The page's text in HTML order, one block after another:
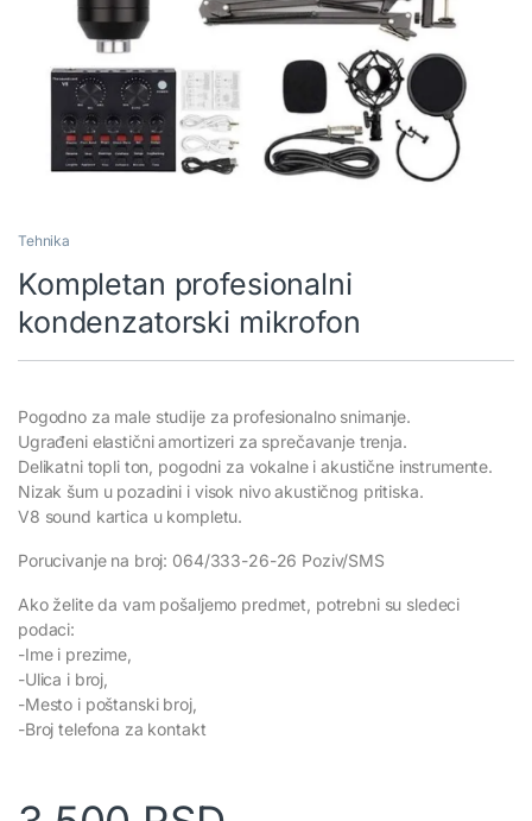
Tehnika
Kompletan profesionalni
kondenzatorski mikrofon
Pogodno za male studije za profesionalno snimanje.
Ugrađeni elastični amortizeri za sprečavanje trenja.
Delikatni topli ton, pogodni za vokalne i akustične instrumente.
Nizak šum u pozadini i visok nivo akustičnog pritiska.
V8 sound kartica u kompletu.
Porucivanje na broj: 064/333-26-26 Poziv/SMS
Ako želite da vam pošaljemo predmet, potrebni su sledeci
podaci:
-Ime i prezime,
-Ulica i broj,
-Mesto i poštanski broj,
-Broj telefona za kontakt